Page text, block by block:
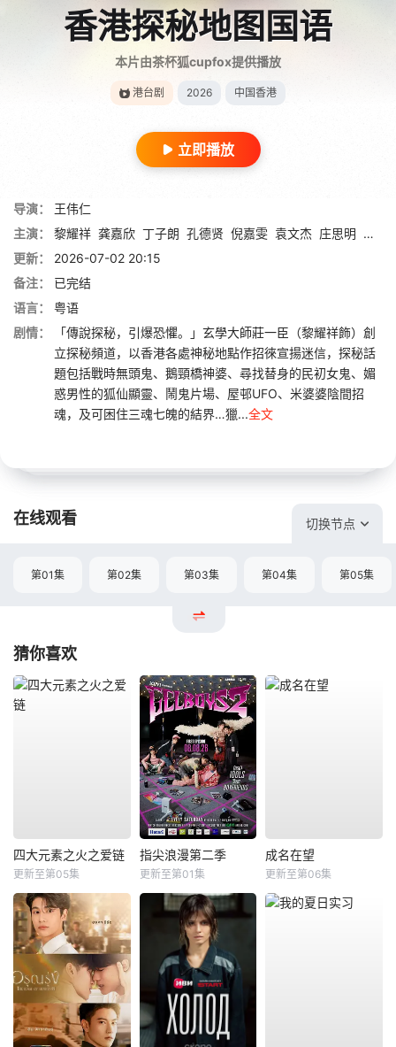
香港探秘地图国语
本片由茶杯狐cupfox提供播放
港台剧 2026 中国香港
立即播放
导演：
王伟仁
主演：
黎耀祥 龚嘉欣 丁子朗 孔德贤 倪嘉雯 袁文杰 庄思明 蔡国
更新：
2026-07-02 20:15
备注：
已完结
语言：
粤语
剧情：
「傳說探秘，引爆恐懼。」玄學大師莊一臣（黎耀祥飾）創
立探秘頻道，以香港各處神秘地點作招徠宣揚迷信，探秘話
題包括戰時無頭鬼、鵝頸橋神婆、尋找替身的民初女鬼、媚
惑男性的狐仙顯靈、鬧鬼片場、屋邨UFO、米婆婆陰間招
魂，及可困住三魂七魄的結界…獵...全文
在线观看 切换节点
第01集 第02集 第03集 第04集 第05集
猜你喜欢
四大元素之火之爱链
更新至第05集
指尖浪漫第二季
更新至第01集
成名在望
更新至第06集